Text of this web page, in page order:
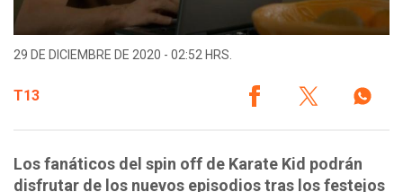
29 DE DICIEMBRE DE 2020 - 02:52 HRS.
T13
Los fanáticos del spin off de Karate Kid podrán
disfrutar de los nuevos episodios tras los festejos